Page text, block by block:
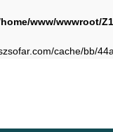
www/wwwroot/
cache/bb/